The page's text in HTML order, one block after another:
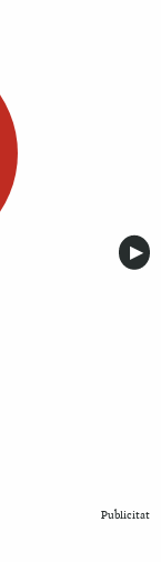
▶︎
Publicitat